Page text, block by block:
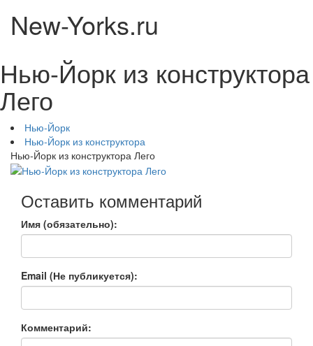
New-Yorks.ru
Нью-Йорк из конструктора
Лего
Нью-Йорк
Нью-Йорк из конструктора
Нью-Йорк из конструктора Лего
Оставить комментарий
Имя (обязательно):
Email (Не публикуется):
Комментарий: